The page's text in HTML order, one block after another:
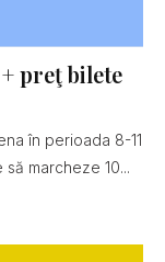
preţ bilete
în perioada 8-11
marcheze 10...